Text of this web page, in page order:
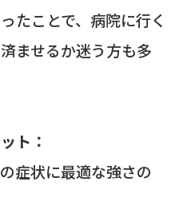
たことで、病院に行く
ませるか迷う方も多
ト：
症状に最適な強さの